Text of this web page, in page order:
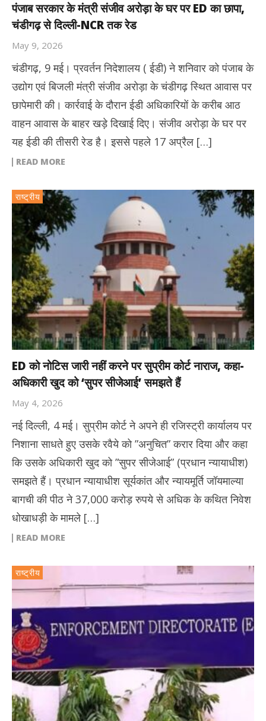
पंजाब सरकार के मंत्री संजीव अरोड़ा के घर पर ED का छापा,
चंडीगढ़ से दिल्ली-NCR तक रेड
May 9, 2026
चंडीगढ़, 9 मई। प्रवर्तन निदेशालय ( ईडी) ने शनिवार को पंजाब के
उद्योग एवं बिजली मंत्री संजीव अरोड़ा के चंडीगढ़ स्थित आवास पर
छापेमारी की। कार्रवाई के दौरान ईडी अधिकारियों के करीब आठ
वाहन आवास के बाहर खड़े दिखाई दिए। संजीव अरोड़ा के घर पर
यह ईडी की तीसरी रेड है। इससे पहले 17 अप्रैल […]
READ MORE
राष्ट्रीय
ED को नोटिस जारी नहीं करने पर सुप्रीम कोर्ट नाराज, कहा-
अधिकारी खुद को ‘सुपर सीजेआई’ समझते हैं
May 4, 2026
नई दिल्ली, 4 मई। सुप्रीम कोर्ट ने अपने ही रजिस्ट्री कार्यालय पर
निशाना साधते हुए उसके रवैये को ”अनुचित” करार दिया और कहा
कि उसके अधिकारी खुद को ”सुपर सीजेआई” (प्रधान न्यायाधीश)
समझते हैं। प्रधान न्यायाधीश सूर्यकांत और न्यायमूर्ति जॉयमाल्या
बागची की पीठ ने 37,000 करोड़ रुपये से अधिक के कथित निवेश
धोखाधड़ी के मामले […]
READ MORE
राष्ट्रीय